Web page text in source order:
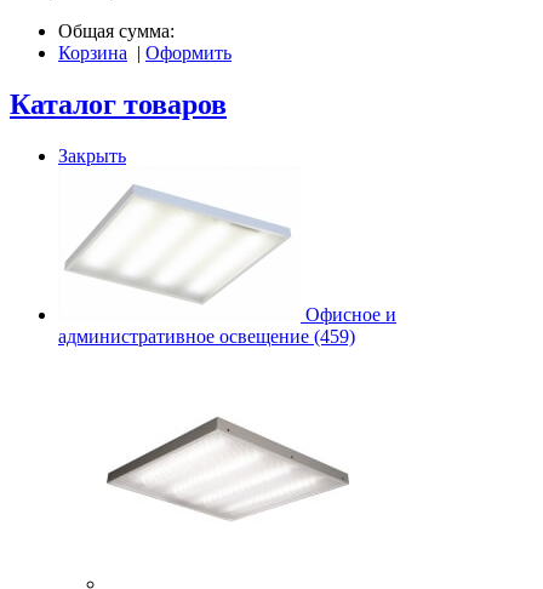
Общая сумма:
Корзина | Оформить
Каталог товаров
Закрыть
Офисное и
административное освещение (459)